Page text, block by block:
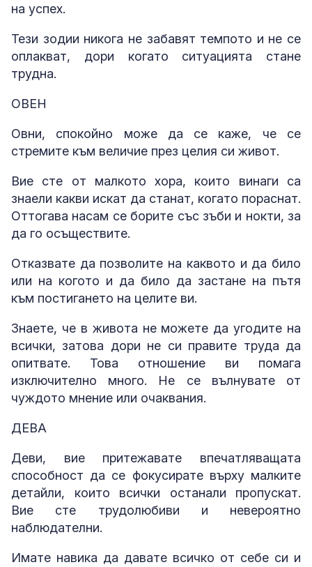
на успех.
Тези зодии никога не забавят темпото и не се
оплакват, дори когато ситуацията стане
трудна.
ОВЕН
Овни, спокойно може да се каже, че се
стремите към величие през целия си живот.
Вие сте от малкото хора, които винаги са
знаели какви искат да станат, когато пораснат.
Оттогава насам се борите със зъби и нокти, за
да го осъществите.
Отказвате да позволите на каквото и да било
или на когото и да било да застане на пътя
към постигането на целите ви.
Знаете, че в живота не можете да угодите на
всички, затова дори не си правите труда да
опитвате. Това отношение ви помага
изключително много. Не се вълнувате от
чуждото мнение или очаквания.
ДЕВА
Деви, вие притежавате впечатляващата
способност да се фокусирате върху малките
детайли, които всички останали пропускат.
Вие сте трудолюбиви и невероятно
наблюдателни.
Имате навика да давате всичко от себе си и